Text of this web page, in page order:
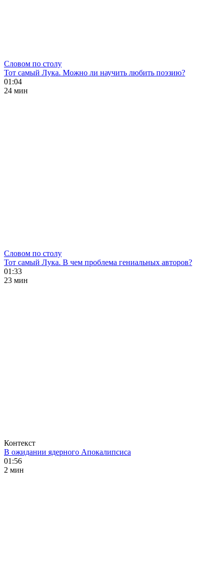
Словом по столу
Тот самый Лука. Можно ли научить любить поэзию?
01:04
24 мин
Словом по столу
Тот самый Лука. В чем проблема гениальных авторов?
01:33
23 мин
Контекст
В ожидании ядерного Апокалипсиса
01:56
2 мин